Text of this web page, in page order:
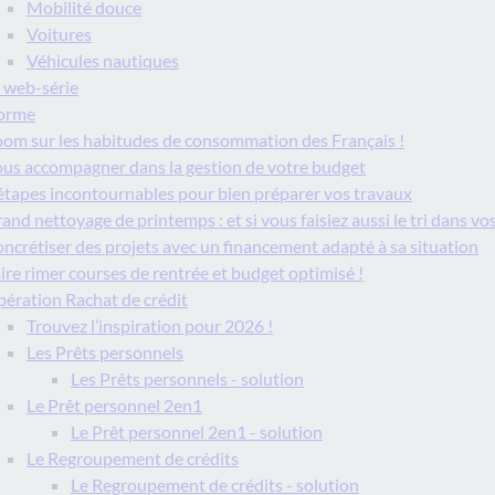
Mobilité douce
Voitures
Véhicules nautiques
web-série
sur les habitudes de consommation des Français !
accompagner dans la gestion de votre budget
incontournables pour bien préparer vos travaux
nettoyage de printemps : et si vous faisiez aussi le tri dans
des projets avec un financement adapté à sa situation
rimer courses de rentrée et budget optimisé !
Rachat de crédit
Trouvez l’inspiration pour 2026 !
Les Prêts personnels
Les Prêts personnels - solution
Le Prêt personnel 2en1
Le Prêt personnel 2en1 - solution
Le Regroupement de crédits
Le Regroupement de crédits - solution